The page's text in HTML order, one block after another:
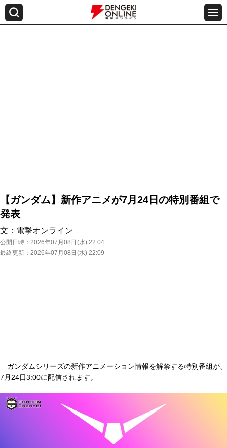
【ガンダム】新作アニメが7月24日の特別番組で
発表
文： 電撃オンライン
公開日時： 2026年07月08日(水) 22:04
最終更新： 2026年07月08日(水) 22:09
ガンダムシリーズの新作アニメーション情報を解禁する特別番組が、
7月24日3:00に配信されます。